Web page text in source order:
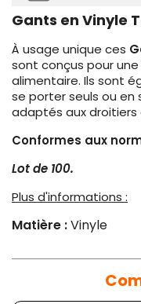
Gants en Vinyle
À usage unique ces
sont conçus pour
alimentaire. Ils sont
se porter seuls ou en
adaptés aux droitiers
Conformes aux
Lot de 100.
Plus d'informations :
Matière :Vinyle